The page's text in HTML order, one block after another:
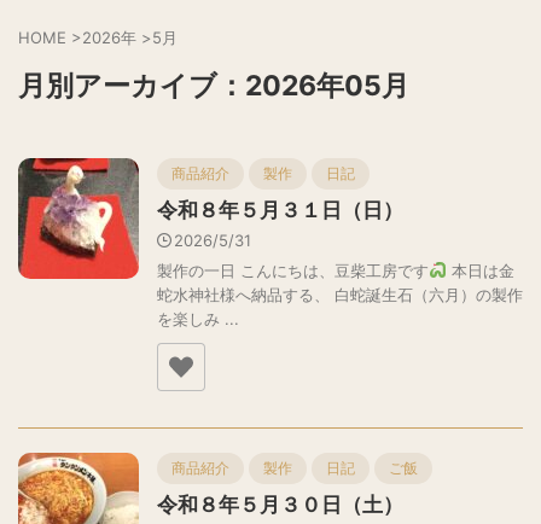
HOME >2026年 >5月
月別アーカイブ：2026年05月
商品紹介 製作 日記
令和８年５月３１日（日）
2026/5/31
製作の一日 こんにちは、豆柴工房です
本日は金
蛇水神社様へ納品する、 白蛇誕生石（六月）の製作
を楽しみ ...
商品紹介 製作 日記 ご飯
令和８年５月３０日（土）